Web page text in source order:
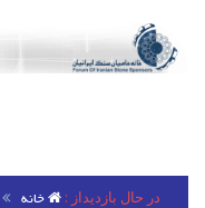
در حال بازدیداز : خانه